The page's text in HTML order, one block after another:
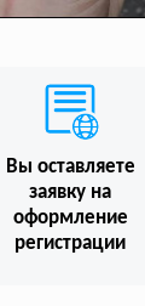
Вы оставляете
заявку на
оформление
регистрации